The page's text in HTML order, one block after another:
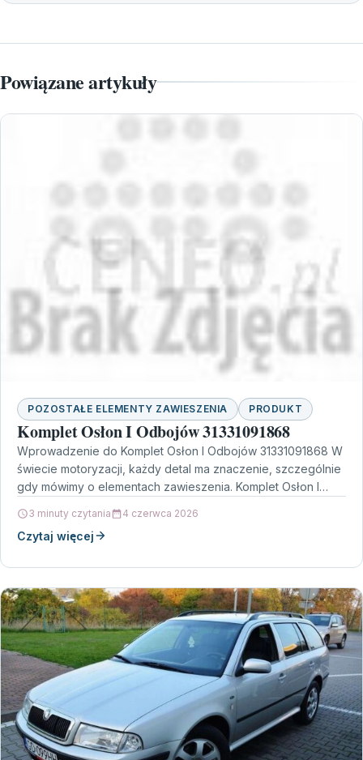
Powiązane artykuły
POZOSTAŁE ELEMENTY ZAWIESZENIA PRODUKT
Komplet Osłon I Odbojów 31331091868
Wprowadzenie do Komplet Osłon I Odbojów 31331091868 W
świecie motoryzacji, każdy detal ma znaczenie, szczególnie
gdy mówimy o elementach zawieszenia. Komplet Osłon I
3 minuty czytania 4 czerwca 2026
Czytaj więcej